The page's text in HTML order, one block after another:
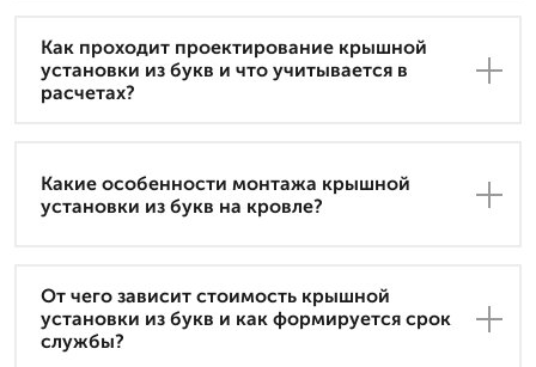
Как проходит проектирование крышной
установки из букв и что учитывается в
расчетах?
Какие особенности монтажа крышной
установки из букв на кровле?
От чего зависит стоимость крышной
установки из букв и как формируется срок
службы?